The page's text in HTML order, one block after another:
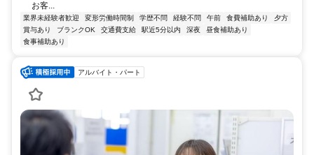
お客...
業界未経験者歓迎 変形労働時間制 学歴不問 経験不問 午前 食費補助あり
夕方
賞与あり
ブランクOK 交通費支給 駅近5分以内 深夜
昼食補助あり
食事補助あり
アルバイト・パート